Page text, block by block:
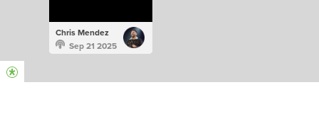
Chris Mendez
Sep 21 2025